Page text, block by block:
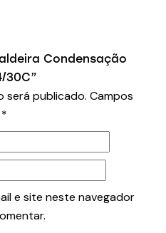
Condensação
30C”
será publicado. Campos
*
e site neste navegador